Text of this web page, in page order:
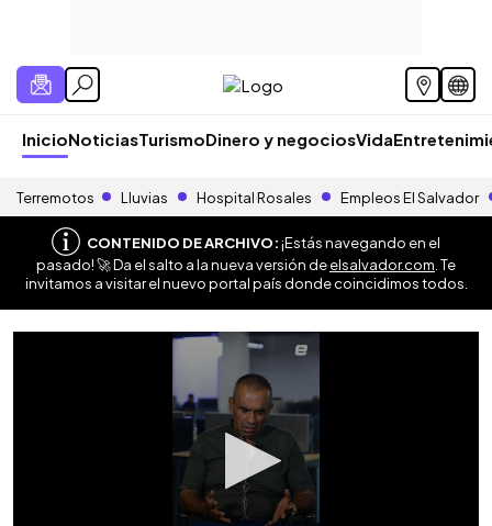
InicioNoticiasTurismoDinero y negociosVida
Terremotos Lluvias Hospital Rosales Empleos El Salvador
CONTENIDO DE ARCHIVO:¡Estás navegando en el
pasado! 🚀 Da el salto a la nueva versión deelsalvador.com . Te
invitamos a visitar el nuevo portal país donde coincidimos todos.